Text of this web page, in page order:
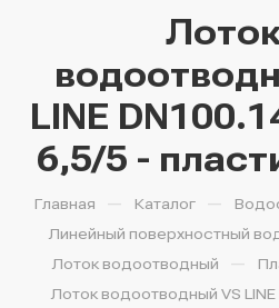
LINE
6,5/5 -
Главная — Каталог —
Линейный поверхностный
Лоток водоотводный —
Лоток водоотводный VS LINE